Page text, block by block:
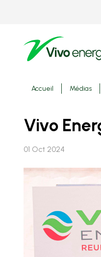
Fils
Accueil Médias
Vivo
01 Oct 2024